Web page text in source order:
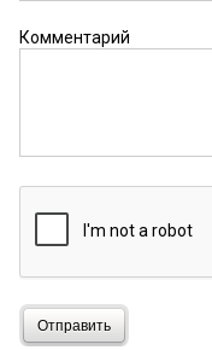
Комментарий
Отправить